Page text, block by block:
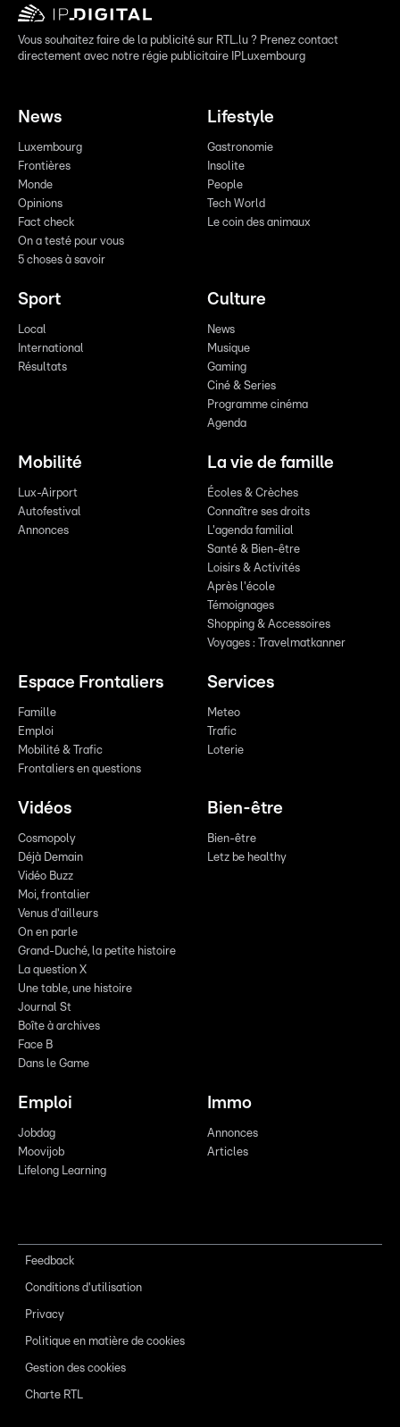
Vous souhaitez faire de la publicité sur RTL.lu ? Prenez contact
directement avec notre régie publicitaire IPLuxembourg
News
Luxembourg
Frontières
Monde
Opinions
Fact check
On a testé pour vous
5 choses à savoir
Lifestyle
Gastronomie
Insolite
People
Tech World
Le coin des animaux
Sport
Local
International
Résultats
Culture
News
Musique
Gaming
Ciné & Series
Programme cinéma
Agenda
Mobilité
Lux-Airport
Autofestival
Annonces
La vie de famille
Écoles & Crèches
Connaître ses droits
L'agenda familial
Santé & Bien-être
Loisirs & Activités
Après l'école
Témoignages
Shopping & Accessoires
Voyages : Travelmatkanner
Espace Frontaliers
Famille
Emploi
Mobilité & Trafic
Frontaliers en questions
Services
Meteo
Trafic
Loterie
Vidéos
Cosmopoly
Déjà Demain
Vidéo Buzz
Moi, frontalier
Venus d'ailleurs
On en parle
Grand-Duché, la petite histoire
La question X
Une table, une histoire
Journal St
Boîte à archives
Face B
Dans le Game
Bien-être
Bien-être
Letz be healthy
Emploi
Jobdag
Moovijob
Lifelong Learning
Immo
Annonces
Articles
Feedback
Conditions d'utilisation
Privacy
Politique en matière de cookies
Gestion des cookies
Charte RTL